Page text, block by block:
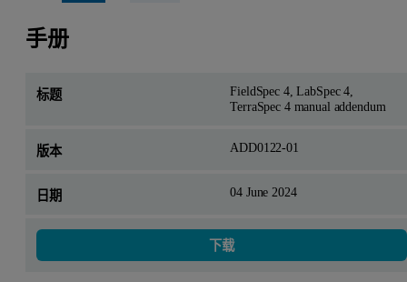
手册
FieldSpec 4, LabSpec 4,
TerraSpec 4 manual addendum
ADD0122-01
04 June 2024
下载